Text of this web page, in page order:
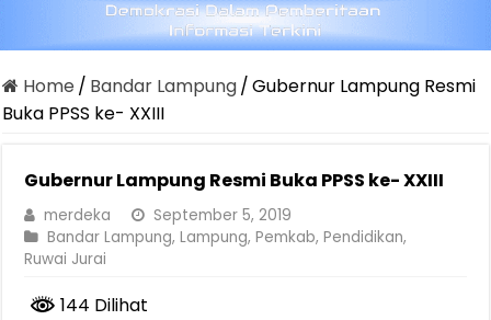
Home / Bandar Lampung/Gubernur Lampung Resmi
Buka PPSS ke- XXIII
Gubernur Lampung Resmi Buka PPSS ke- XXIII
merdeka
September 5, 2019
Bandar Lampung,Lampung,Pemkab,Pendidikan,
Ruwai Jurai
144 Dilihat